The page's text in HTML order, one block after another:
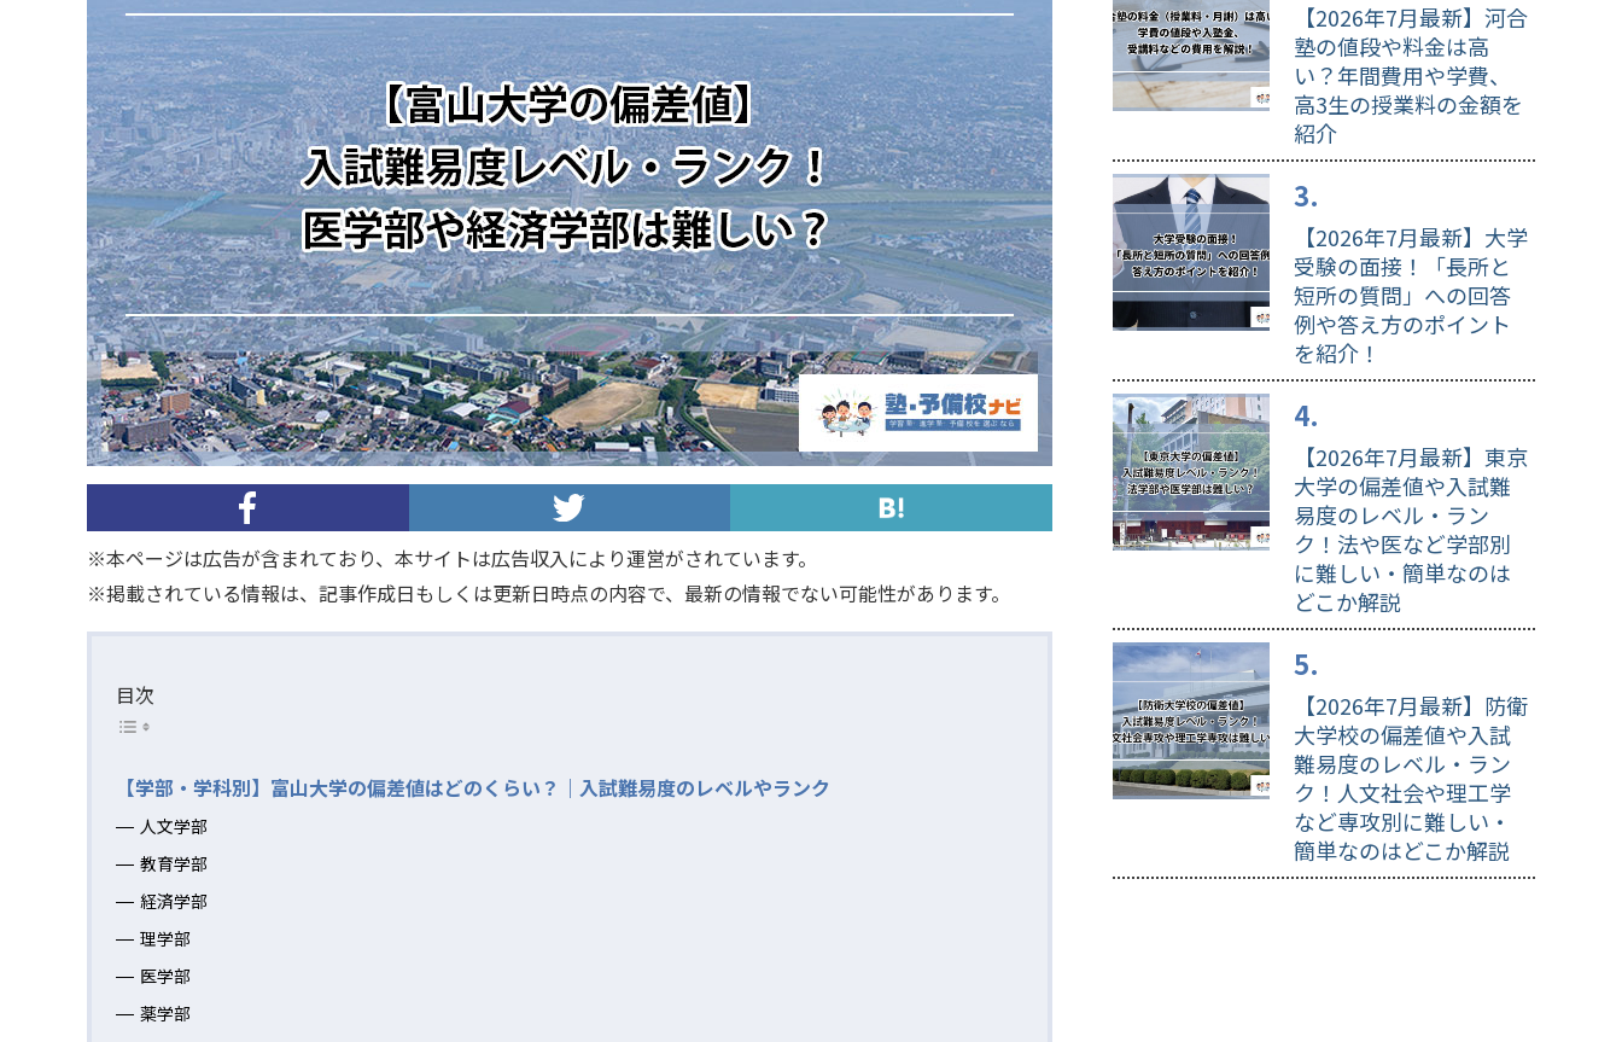
※本ページは広告が含まれており、本サイトは広告収入により運営がされています。
※掲載されている情報は、記事作成日もしくは更新日時点の内容で、最新の情報でない可能性があります。
目次
【学部・学科別】富山大学の偏差値はどのくらい？｜入試難易度のレベルやランク
人文学部
教育学部
経済学部
理学部
医学部
薬学部
【2026年7月最新】河合
塾の値段や料金は高
い？年間費用や学費、
高3生の授業料の金額を
紹介
【2026年7月最新】大学
受験の面接！「長所と
短所の質問」への回答
例や答え方のポイント
を紹介！
【2026年7月最新】東京
大学の偏差値や入試難
易度のレベル・ラン
ク！法や医など学部別
に難しい・簡単なのは
どこか解説
【2026年7月最新】防衛
大学校の偏差値や入試
難易度のレベル・ラン
ク！人文社会や理工学
など専攻別に難しい・
簡単なのはどこか解説